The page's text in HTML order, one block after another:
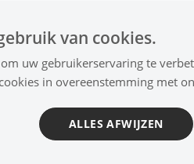
van cookies.
uw gebruikerservaring te
in overeenstemming met
ALLES AFWIJZEN